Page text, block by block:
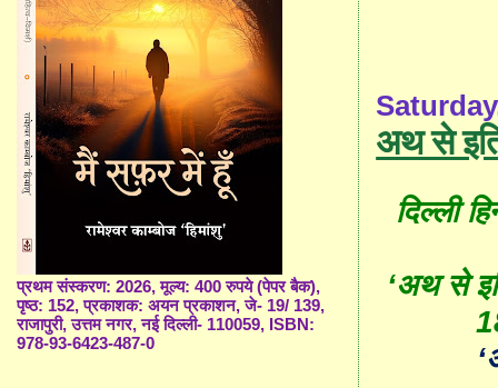
अथ से
दिल्ली
‘अथ से
‘
प्रथम संस्करण: 2026, मूल्य: 400 रुपये (पेपर बैक),
पृष्ठ: 152, प्रकाशक: अयन प्रकाशन, जे- 19/ 139,
राजापुरी, उत्तम नगर, नई दिल्ली- 110059, ISBN:
978-93-6423-487-0